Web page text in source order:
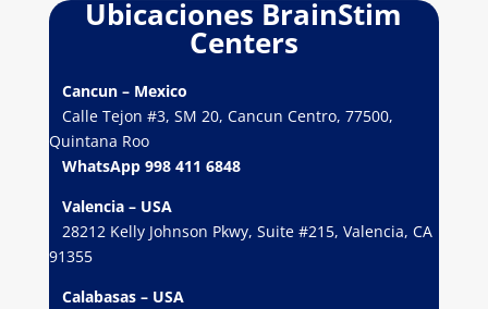
Ubicaciones BrainStim
Centers
Cancun – Mexico
Calle Tejon #3, SM 20, Cancun Centro, 77500,
Quintana Roo
WhatsApp 998 411 6848
Valencia – USA
28212 Kelly Johnson Pkwy, Suite #215, Valencia, CA
91355
Calabasas – USA